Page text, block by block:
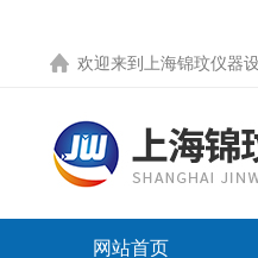
欢迎来到 上海锦玟仪器
网站首页